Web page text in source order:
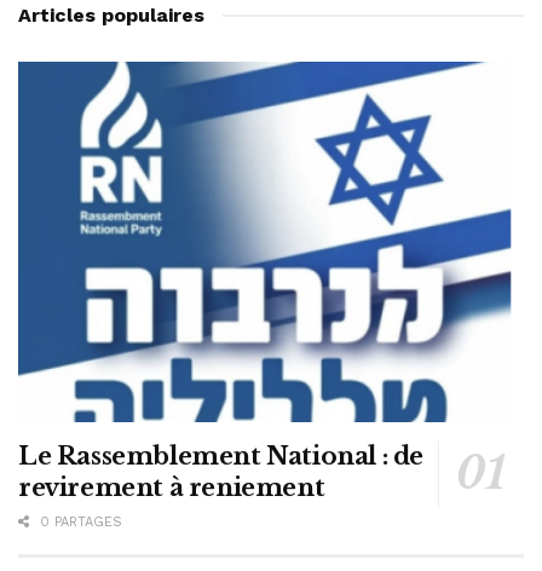
Articles populaires
Le Rassemblement National : de
revirement à reniement
0 PARTAGES